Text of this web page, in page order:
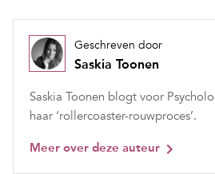
Geschreven door
Saskia Toonen
Saskia Toonen blogt voor
haar ‘rollercoaster-rouwproces’.
Meer over deze auteur